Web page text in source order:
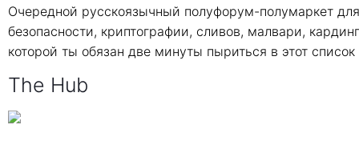
Очередной русскоязычный полуфорум-полумаркет
безопасности, криптографии, сливов, малвари,
которой ты обязан две минуты пыриться в этот
The Hub